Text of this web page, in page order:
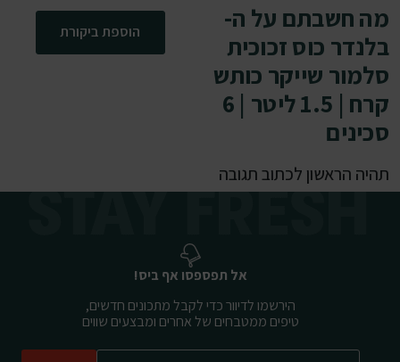
מה חשבתם על ה-
בלנדר כוס זכוכית
סלמור שייקר כותש
קרח | 1.5 ליטר | 6
סכינים
תהיה הראשון לכתוב תגובה
הוספת ביקורת
אל תפספסו אף ביס!
הירשמו לדיוור כדי לקבל מתכונים חדשים,
טיפים ממטבחים של אחרים ומבצעים שווים